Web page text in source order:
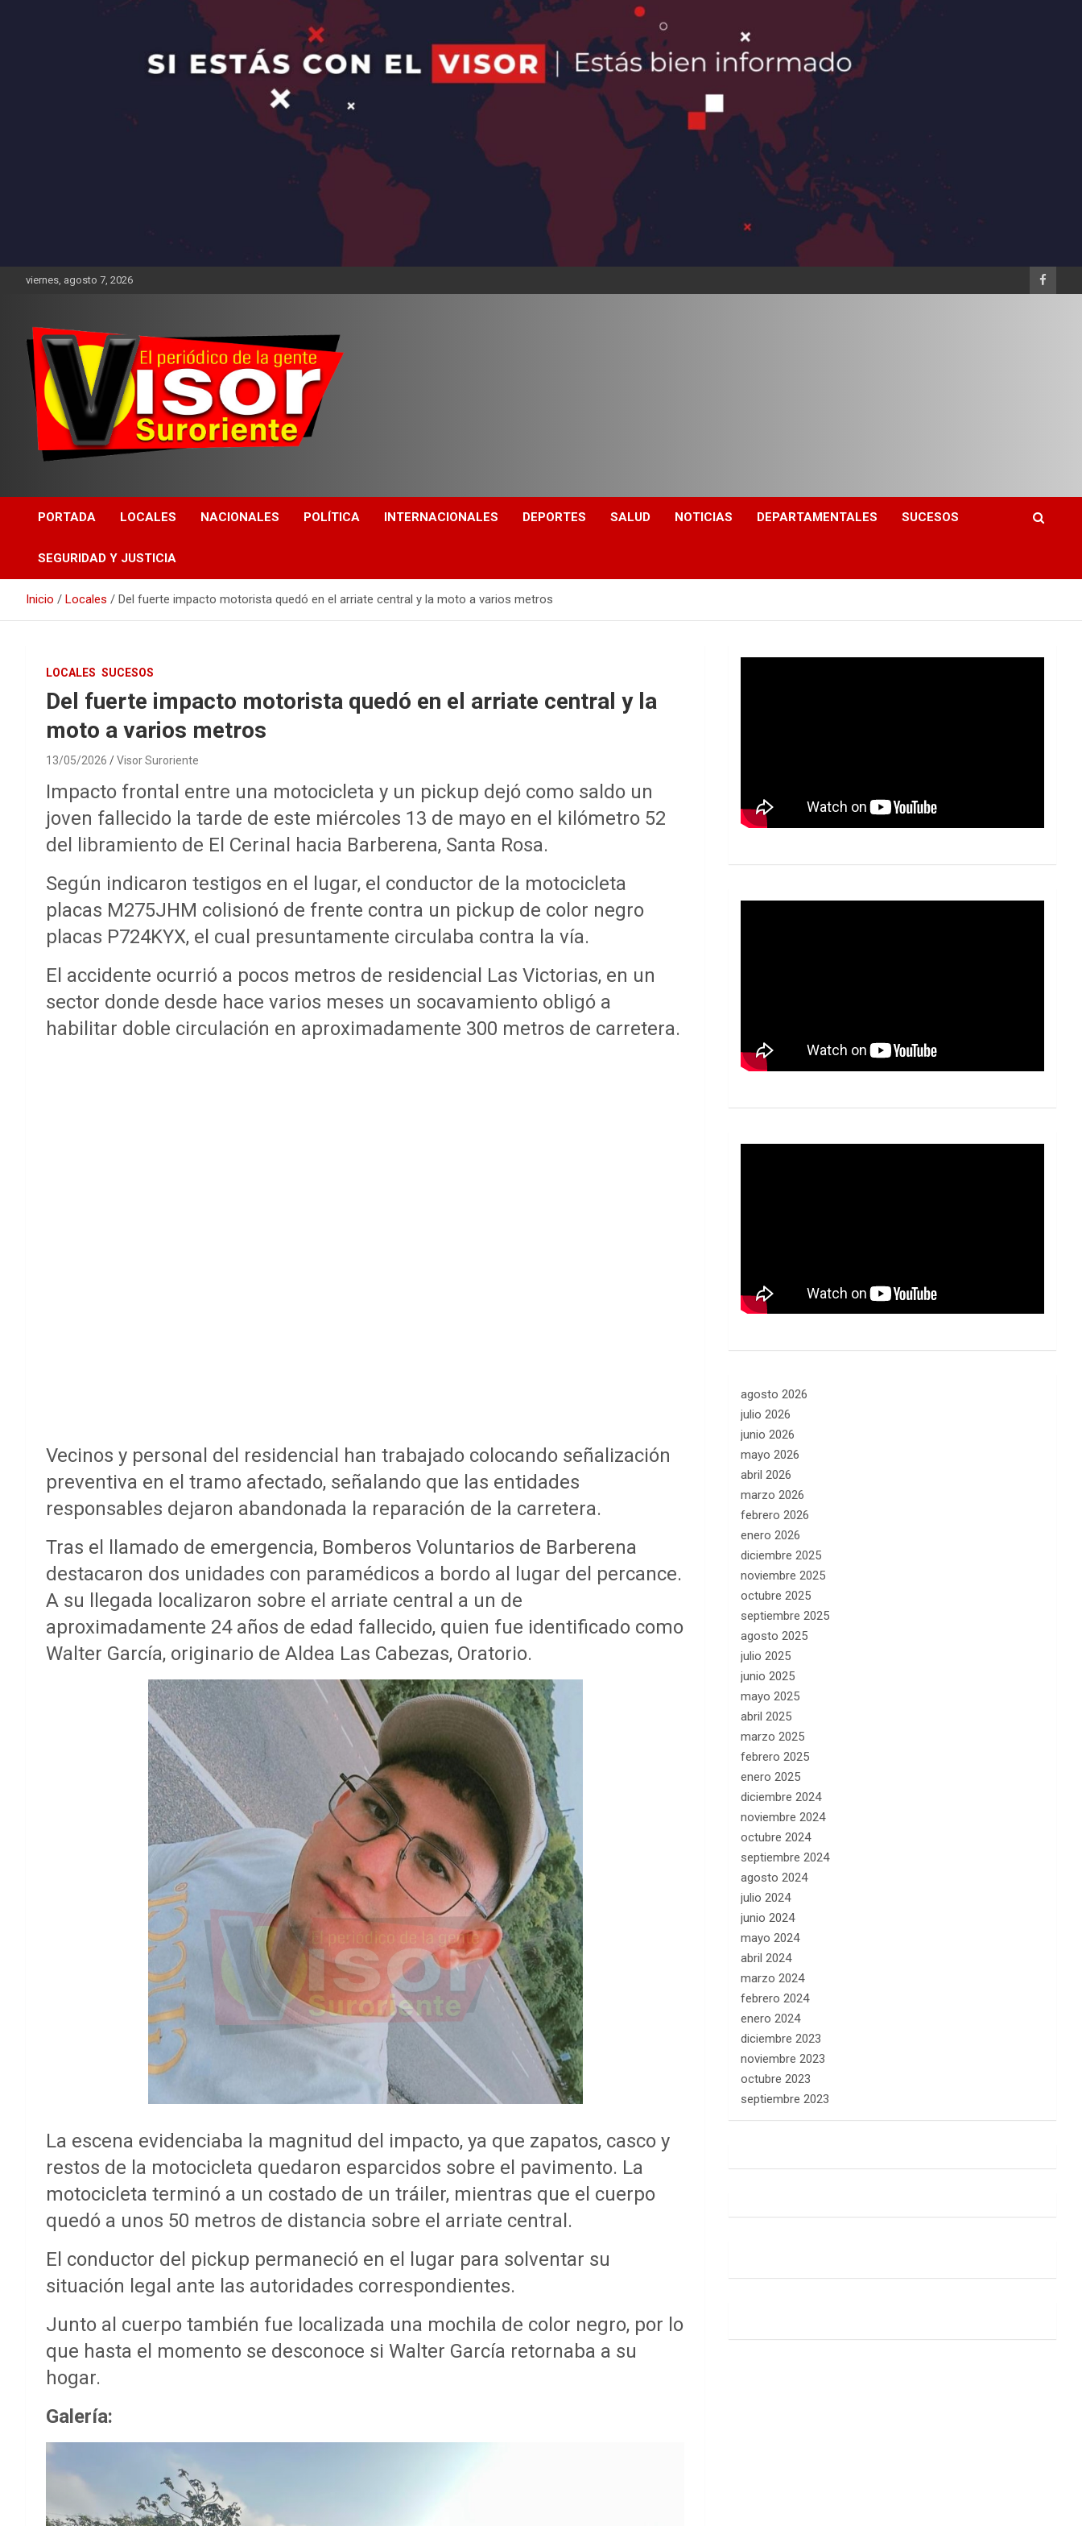
viernes, agosto 7, 2026
PORTADA LOCALES NACIONALES POLÍTICA INTERNACIONALES DEPORTES SALUD NOTICIAS DEPARTAMENTALES SUCESOS
SEGURIDAD Y JUSTICIA
Inicio Locales Del fuerte impacto motorista quedó en el arriate central y la moto a varios metros
LOCALES SUCESOS
Del fuerte impacto motorista quedó en el arriate central y la
moto a varios metros
13/05/2026 Visor Suroriente
Impacto frontal entre una motocicleta y un pickup dejó como saldo un
joven fallecido la tarde de este miércoles 13 de mayo en el kilómetro 52
del libramiento de El Cerinal hacia Barberena, Santa Rosa.
Según indicaron testigos en el lugar, el conductor de la motocicleta
placas M275JHM colisionó de frente contra un pickup de color negro
placas P724KYX, el cual presuntamente circulaba contra la vía.
El accidente ocurrió a pocos metros de residencial Las Victorias, en un
sector donde desde hace varios meses un socavamiento obligó a
habilitar doble circulación en aproximadamente 300 metros de carretera.
Vecinos y personal del residencial han trabajado colocando señalización
preventiva en el tramo afectado, señalando que las entidades
responsables dejaron abandonada la reparación de la carretera.
Tras el llamado de emergencia, Bomberos Voluntarios de Barberena
destacaron dos unidades con paramédicos a bordo al lugar del percance.
A su llegada localizaron sobre el arriate central a un de
aproximadamente 24 años de edad fallecido, quien fue identificado como
Walter García, originario de Aldea Las Cabezas, Oratorio.
La escena evidenciaba la magnitud del impacto, ya que zapatos, casco y
restos de la motocicleta quedaron esparcidos sobre el pavimento. La
motocicleta terminó a un costado de un tráiler, mientras que el cuerpo
quedó a unos 50 metros de distancia sobre el arriate central.
El conductor del pickup permaneció en el lugar para solventar su
situación legal ante las autoridades correspondientes.
Junto al cuerpo también fue localizada una mochila de color negro, por lo
que hasta el momento se desconoce si Walter García retornaba a su
hogar.
Galería:
agosto 2026
julio 2026
junio 2026
mayo 2026
abril 2026
marzo 2026
febrero 2026
enero 2026
diciembre 2025
noviembre 2025
octubre 2025
septiembre 2025
agosto 2025
julio 2025
junio 2025
mayo 2025
abril 2025
marzo 2025
febrero 2025
enero 2025
diciembre 2024
noviembre 2024
octubre 2024
septiembre 2024
agosto 2024
julio 2024
junio 2024
mayo 2024
abril 2024
marzo 2024
febrero 2024
enero 2024
diciembre 2023
noviembre 2023
octubre 2023
septiembre 2023